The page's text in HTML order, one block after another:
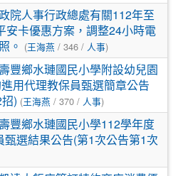
院人事行政總處有關112年至
安卡優惠方案，調整24小時電
。 (王海燕 / 346 / 人事)
豐鄉水璉國民小學附設幼兒園
用代理教保員甄選簡章公告
) (王海燕 / 370 / 人事)
豐鄉水璉國民小學112學年度
選結果公告(第1次公告第1次